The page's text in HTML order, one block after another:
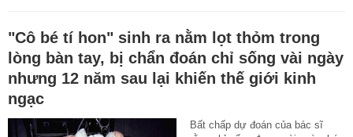
"Cô bé tí hon" sinh ra nằm lọt thỏm trong
lòng bàn tay, bị chẩn đoán chỉ sống vài ngày
nhưng 12 năm sau lại khiến thế giới kinh
ngạc
Bất chấp dự đoán của bác sĩ